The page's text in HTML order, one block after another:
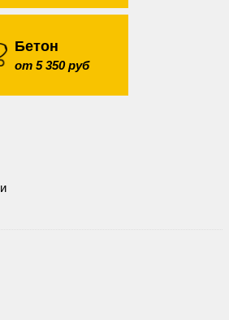
Бетон
от 5 350 руб